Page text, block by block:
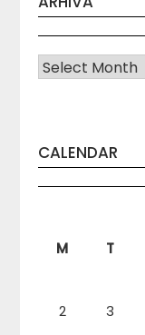
Arhiva
CALENDAR
M T
2
3